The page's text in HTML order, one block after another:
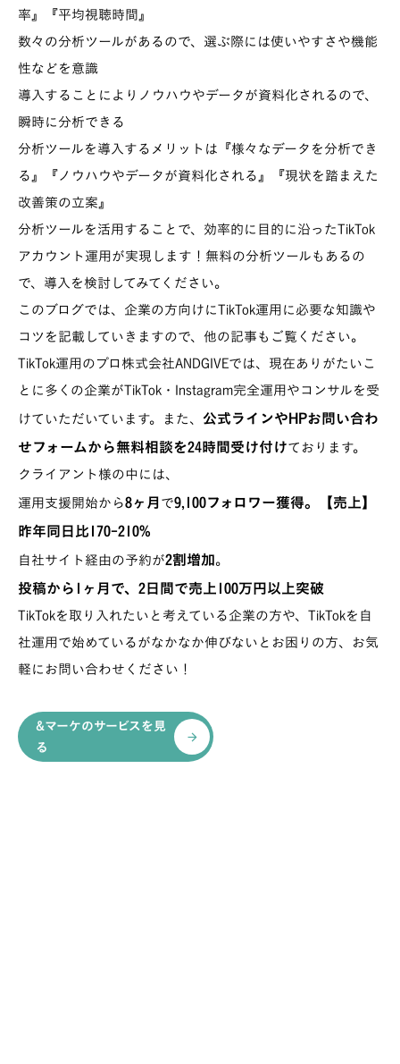
率』『平均視聴時間』
数々の分析ツールがあるので、選ぶ際には使いやすさや機能
性などを意識
導入することによりノウハウやデータが資料化されるので、
瞬時に分析できる
分析ツールを導入するメリットは『様々なデータを分析でき
る』『ノウハウやデータが資料化される』『現状を踏まえた
改善策の立案』
分析ツールを活用することで、効率的に目的に沿ったTikTok
アカウント運用が実現します！無料の分析ツールもあるの
で、導入を検討してみてください。
このブログでは、企業の方向けにTikTok運用に必要な知識や
コツを記載していきますので、他の記事もご覧ください。
TikTok運用のプロ株式会社ANDGIVEでは、現在ありがたいこ
とに多くの企業がTikTok・Instagram完全運用やコンサルを受
けていただいています。また、 公式ラインやHPお問い合わ
せフォームから無料相談を24時間受け付けております。
クライアント様の中には、
運用支援開始から8ヶ月で9,100フォロワー獲得。【売上】
昨年同日比170-210%
自社サイト経由の予約が2割増加。
投稿から1ヶ月で、2日間で売上100万円以上突破
TikTokを取り入れたいと考えている企業の方や、TikTokを自
社運用で始めているがなかなか伸びないとお困りの方、お気
軽にお問い合わせください！
&マーケのサービスを見
る
arrow_forward